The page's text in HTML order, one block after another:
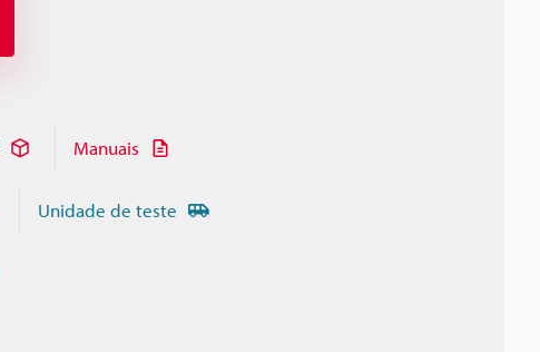
Manuais
Unidade de teste